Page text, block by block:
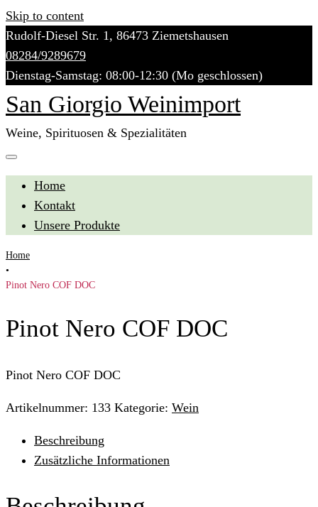
Skip to content
Rudolf-Diesel Str. 1, 86473 Ziemetshausen
08284/9289679
Dienstag-Samstag: 08:00-12:30 (Mo geschlossen)
San Giorgio Weinimport
Weine, Spirituosen & Spezialitäten
Home
Kontakt
Unsere Produkte
Home
•
Pinot Nero COF DOC
Pinot Nero COF DOC
Pinot Nero COF DOC
Artikelnummer: 133 Kategorie: Wein
Beschreibung
Zusätzliche Informationen